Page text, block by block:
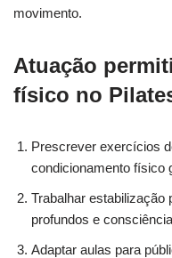
movimento.
Atuação
físico no
Prescrever exercícios
condicionamento físico
Trabalhar estabilização
profundos e
Adaptar aulas para